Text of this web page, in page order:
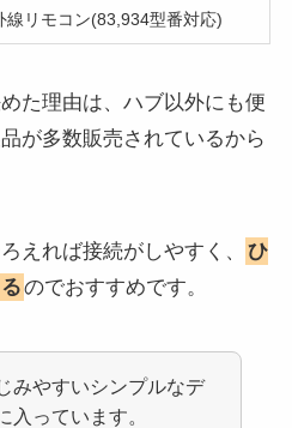
線リモコン(83,934型番対応)
た理由は、ハブ以外にも便
が多数販売されているから
えれば接続がしやすく、
ひ
のでおすすめです。
みやすいシンプルなデ
入っています。